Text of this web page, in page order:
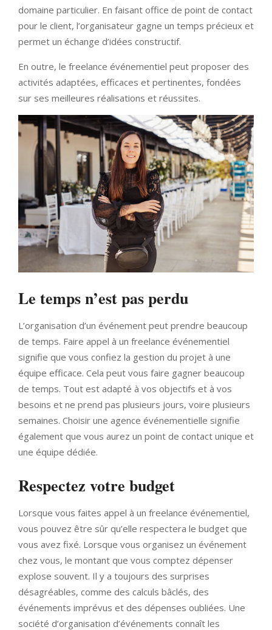
domaine particulier. En faisant office de point de contact
pour le client, l’organisateur gagne un temps précieux et
permet un échange d’idées constructif.
En outre, le freelance événementiel peut proposer des
activités adaptées, efficaces et pertinentes, fondées
sur ses meilleures réalisations et réussites.
Le temps n’est pas perdu
L’organisation d’un événement peut prendre beaucoup
de temps. Faire appel à un freelance événementiel
signifie que vous confiez la gestion du projet à une
équipe efficace. Cela peut vous faire gagner beaucoup
de temps. Tout est adapté à vos objectifs et à vos
besoins et ne prend pas plusieurs jours, voire plusieurs
semaines. Choisir une agence événementielle signifie
également que vous aurez un point de contact unique et
une équipe dédiée.
Respectez votre budget
Lorsque vous faites appel à un freelance événementiel,
vous pouvez être sûr qu’elle respectera le budget que
vous avez fixé. Lorsque vous organisez un événement
chez vous, le montant que vous comptez dépenser
explose souvent. Il y a toujours des surprises
désagréables, comme des calculs bâclés, des
événements imprévus et des dépenses oubliées. Une
société d’organisation d’événements connaît les